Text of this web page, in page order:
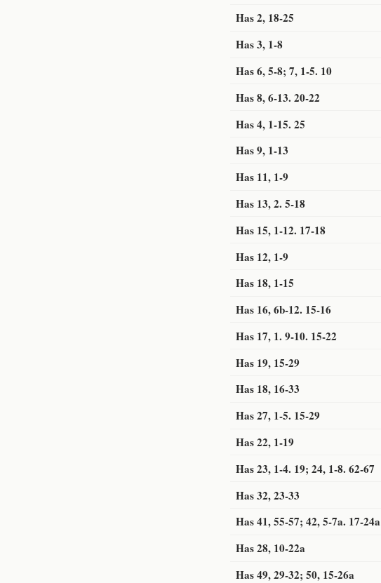
Has 2, 18-25
Has 3, 1-8
Has 6, 5-8; 7, 1-5. 10
Has 8, 6-13. 20-22
Has 4, 1-15. 25
Has 9, 1-13
Has 11, 1-9
Has 13, 2. 5-18
Has 15, 1-12. 17-18
Has 12, 1-9
Has 18, 1-15
Has 16, 6b-12. 15-16
Has 17, 1. 9-10. 15-22
Has 19, 15-29
Has 18, 16-33
Has 27, 1-5. 15-29
Has 22, 1-19
Has 23, 1-4. 19; 24, 1-8. 62-67
Has 32, 23-33
Has 41, 55-57; 42, 5-7a. 17-24a
Has 28, 10-22a
Has 49, 29-32; 50, 15-26a